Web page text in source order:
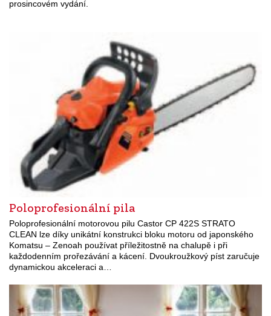
prosincovém vydání.
Poloprofesionální pila
Poloprofesionální motorovou pilu Castor CP 422S STRATO
CLEAN lze díky unikátní konstrukci bloku motoru od japonského
Komatsu – Zenoah používat příležitostně na chalupě i při
každodenním prořezávání a kácení. Dvoukroužkový píst zaručuje
dynamickou akceleraci a…